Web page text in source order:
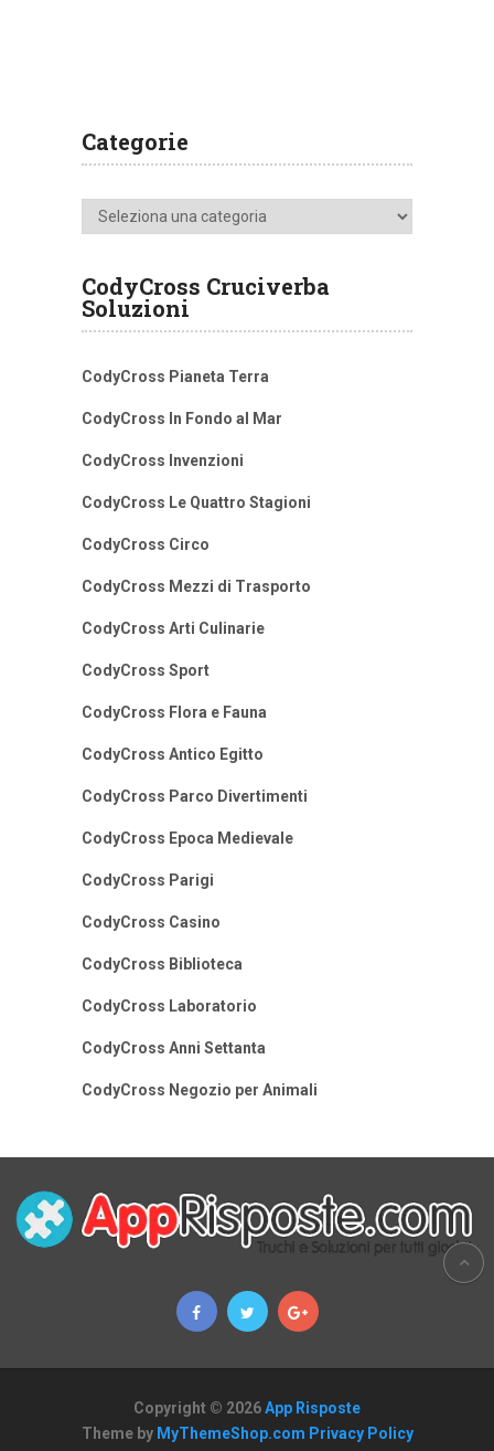
Categorie
Categorie
CodyCross Cruciverba
Soluzioni
CodyCross Pianeta Terra
CodyCross In Fondo al Mar
CodyCross Invenzioni
CodyCross Le Quattro Stagioni
CodyCross Circo
CodyCross Mezzi di Trasporto
CodyCross Arti Culinarie
CodyCross Sport
CodyCross Flora e Fauna
CodyCross Antico Egitto
CodyCross Parco Divertimenti
CodyCross Epoca Medievale
CodyCross Parigi
CodyCross Casino
CodyCross Biblioteca
CodyCross Laboratorio
CodyCross Anni Settanta
CodyCross Negozio per Animali
Copyright © 2026App Risposte
Theme by MyThemeShop.com Privacy Policy